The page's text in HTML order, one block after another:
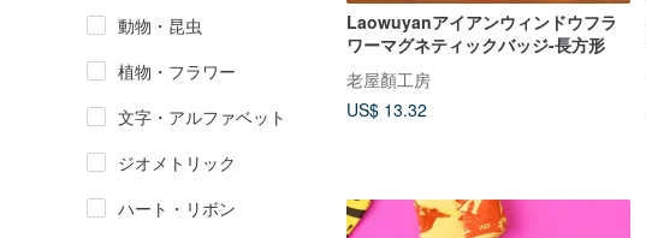
動物・昆虫
植物・フラワー
文字・アルファベット
ジオメトリック
ハート・リボン
Laowuyanアイアンウィンドウフラ
ワーマグネティックバッジ-長方形
老屋顏工房
US$ 13.32